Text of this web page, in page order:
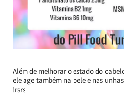
Além de melhorar o estado do
ele age também na pele e nas
!rsrs